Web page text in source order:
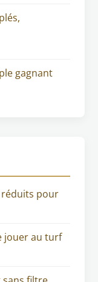
gagnant
réduits pour
jouer au turf